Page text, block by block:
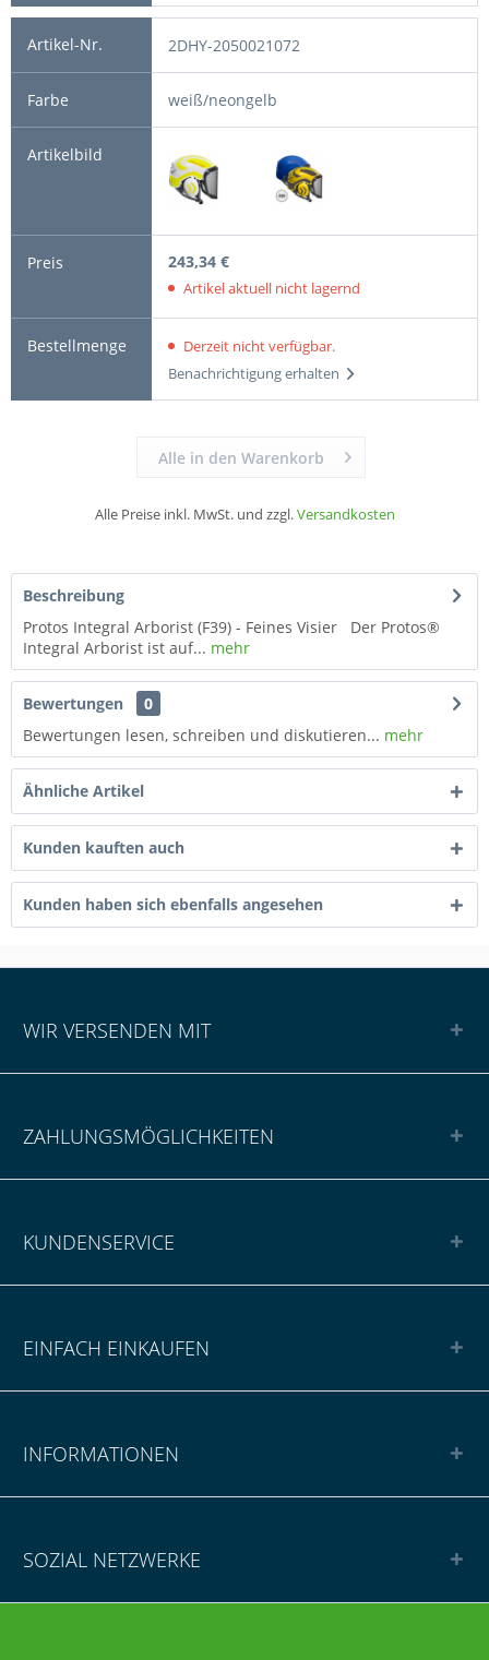
2DHY-2050021072
weiß/neongelb
243,34 €
Artikel aktuell nicht lagernd
Derzeit nicht verfügbar.
Benachrichtigung erhalten
Alle Preise inkl. MwSt. und zzgl.Versandkosten
Alle in den Warenkorb
Beschreibung
Protos Integral Arborist (F39) - Feines Visier Der Protos®
Integral Arborist ist auf... mehr
Bewertungen
0
Bewertungen lesen, schreiben und diskutieren... mehr
Ähnliche Artikel
Kunden kauften auch
Kunden haben sich ebenfalls angesehen
WIR VERSENDEN MIT
ZAHLUNGSMÖGLICHKEITEN
KUNDENSERVICE
EINFACH EINKAUFEN
INFORMATIONEN
SOZIAL NETZWERKE